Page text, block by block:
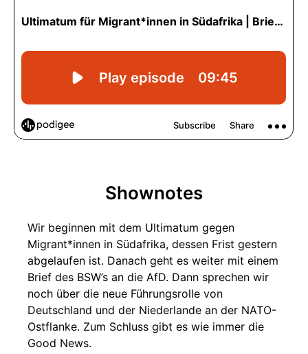
Shownotes
Wir beginnen mit dem Ultimatum gegen
Migrant*innen in Südafrika, dessen Frist gestern
abgelaufen ist. Danach geht es weiter mit einem
Brief des BSW’s an die AfD. Dann sprechen wir
noch über die neue Führungsrolle von
Deutschland und der Niederlande an der NATO-
Ostflanke. Zum Schluss gibt es wie immer die
Good News.